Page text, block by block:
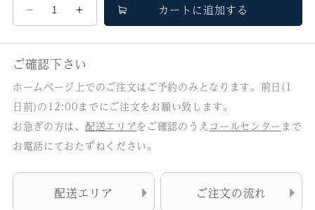
な
ぎ
当
の
数
量
を
う
な
ぎ
弁
当
の
数
量
を
増
カートに追加する
ご確認下さい
ホームページ上でのご注文はご予約のみとなります。前日(1
日前)の12:00までにご注文をお願い致します。
お急ぎの方は、 配送エリアをご確認のうえコールセンターまで
お電話にておたずねください。
配送エリア ご注文の流れ